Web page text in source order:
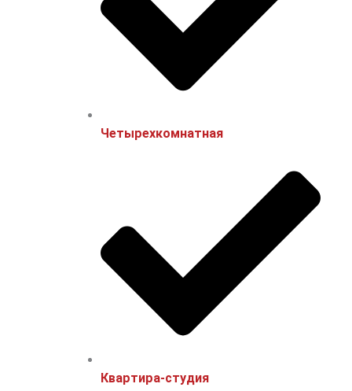
Четырехкомнатная
Квартира-студия